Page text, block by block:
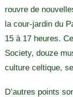
rouvre de
la cour-jardin du
15 à 17 heures.
Society, douze
culture celtique,
D’autres points